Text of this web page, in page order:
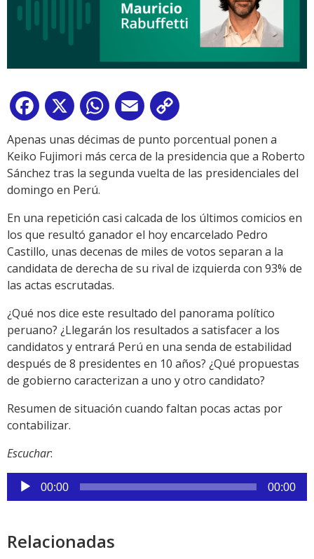
Facebook
X WhatsApp
Email
Link
Apenas unas décimas de punto porcentual ponen a
Keiko Fujimori más cerca de la presidencia que a Roberto
Sánchez tras la segunda vuelta de las presidenciales del
domingo en Perú.
En una repetición casi calcada de los últimos comicios en
los que resultó ganador el hoy encarcelado Pedro
Castillo, unas decenas de miles de votos separan a la
candidata de derecha de su rival de izquierda con 93% de
las actas escrutadas.
¿Qué nos dice este resultado del panorama político
peruano? ¿Llegarán los resultados a satisfacer a los
candidatos y entrará Perú en una senda de estabilidad
después de 8 presidentes en 10 años? ¿Qué propuestas
de gobierno caracterizan a uno y otro candidato?
Resumen de situación cuando faltan pocas actas por
contabilizar.
Escuchar:
Reproductor
de
00:00 00:00
Relacionadas